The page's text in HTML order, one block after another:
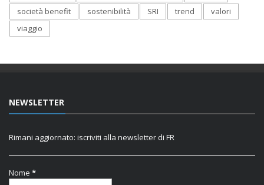
società benefit
sostenibilità SRI trend
valori
viaggio
NEWSLETTER
Rimani aggiornato: iscriviti alla newsletter di FR
Nome *